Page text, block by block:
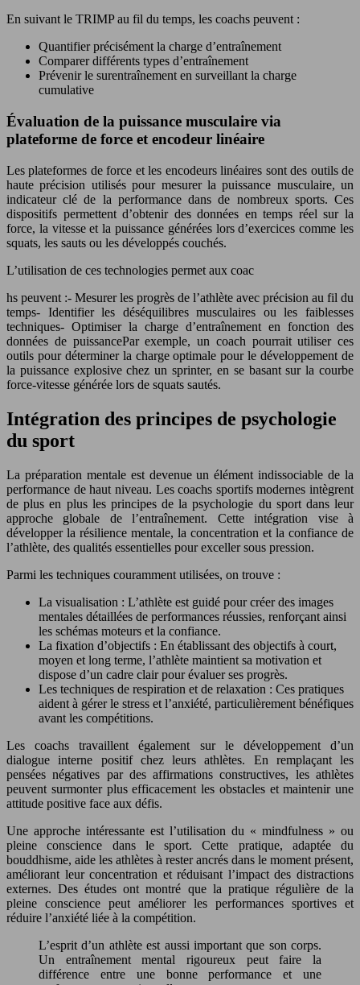
En suivant le TRIMP au fil du temps, les coachs peuvent :
Quantifier précisément la charge d’entraînement
Comparer différents types d’entraînement
Prévenir le surentraînement en surveillant la charge
cumulative
Évaluation de la puissance musculaire via
plateforme de force et encodeur linéaire
Les plateformes de force et les encodeurs linéaires sont des outils de
haute précision utilisés pour mesurer la puissance musculaire, un
indicateur clé de la performance dans de nombreux sports. Ces
dispositifs permettent d’obtenir des données en temps réel sur la
force, la vitesse et la puissance générées lors d’exercices comme les
squats, les sauts ou les développés couchés.
L’utilisation de ces technologies permet aux coac
hs peuvent :- Mesurer les progrès de l’athlète avec précision au fil du
temps- Identifier les déséquilibres musculaires ou les faiblesses
techniques- Optimiser la charge d’entraînement en fonction des
données de puissancePar exemple, un coach pourrait utiliser ces
outils pour déterminer la charge optimale pour le développement de
la puissance explosive chez un sprinter, en se basant sur la courbe
force-vitesse générée lors de squats sautés.
Intégration des principes de psychologie
du sport
La préparation mentale est devenue un élément indissociable de la
performance de haut niveau. Les coachs sportifs modernes intègrent
de plus en plus les principes de la psychologie du sport dans leur
approche globale de l’entraînement. Cette intégration vise à
développer la résilience mentale, la concentration et la confiance de
l’athlète, des qualités essentielles pour exceller sous pression.
Parmi les techniques couramment utilisées, on trouve :
La visualisation : L’athlète est guidé pour créer des images
mentales détaillées de performances réussies, renforçant ainsi
les schémas moteurs et la confiance.
La fixation d’objectifs : En établissant des objectifs à court,
moyen et long terme, l’athlète maintient sa motivation et
dispose d’un cadre clair pour évaluer ses progrès.
Les techniques de respiration et de relaxation : Ces pratiques
aident à gérer le stress et l’anxiété, particulièrement bénéfiques
avant les compétitions.
Les coachs travaillent également sur le développement d’un
dialogue interne positif chez leurs athlètes. En remplaçant les
pensées négatives par des affirmations constructives, les athlètes
peuvent surmonter plus efficacement les obstacles et maintenir une
attitude positive face aux défis.
Une approche intéressante est l’utilisation du « mindfulness » ou
pleine conscience dans le sport. Cette pratique, adaptée du
bouddhisme, aide les athlètes à rester ancrés dans le moment présent,
améliorant leur concentration et réduisant l’impact des distractions
externes. Des études ont montré que la pratique régulière de la
pleine conscience peut améliorer les performances sportives et
réduire l’anxiété liée à la compétition.
L’esprit d’un athlète est aussi important que son corps.
Un entraînement mental rigoureux peut faire la
différence entre une bonne performance et une